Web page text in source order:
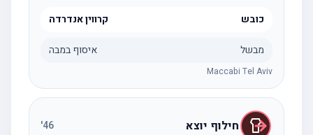
כובש קרווין אנדרדה
מבשל איסוף במבה
Maccabi Tel Aviv
חילוף יוצא 46
'